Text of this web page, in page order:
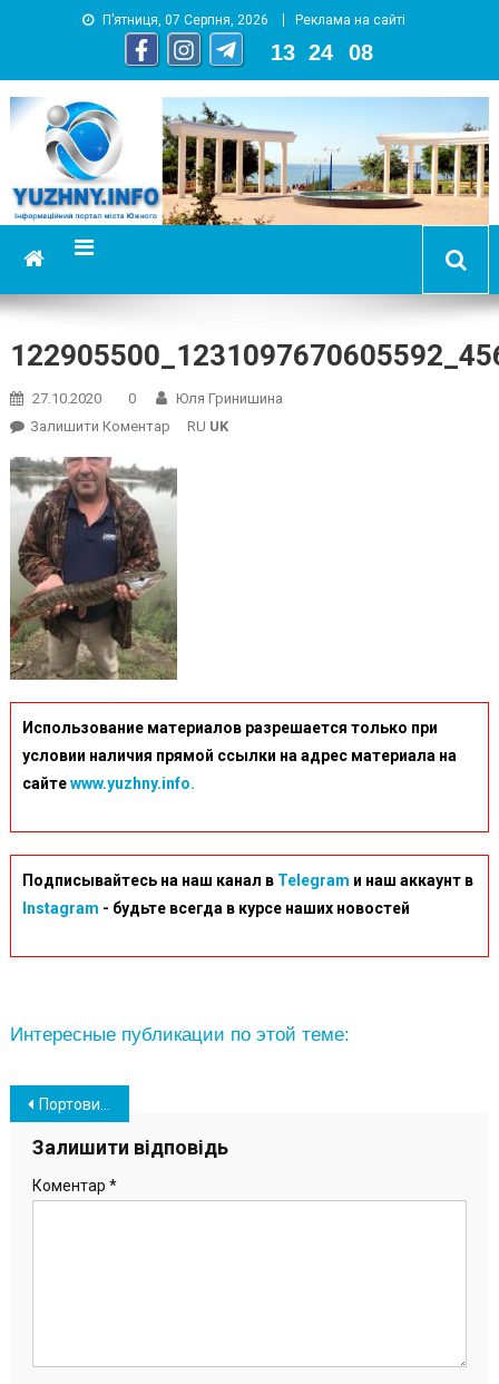
П’ятниця, 07 Серпня, 2026 Реклама на сайті
13 24 09
YUZHNY.INFO
информационный портал города Южный
27.10.2020 0
Юля Гринишина
Залишити КоментарOn RU UK
Использование материалов разрешается только при
условии наличия прямой ссылки на адрес материала на
сайтеwww.yuzhny.info.
Подписывайтесь на наш канал в Telegram и наш аккаунт в
Instagram - будьте всегда в курсе наших новостей
Интересные публикации по этой теме:
Навігація
записів
Портовики “Южного” похвастались уловом на соревнованиях по рыбалке (фото)
Залишити відповідь
Коментар *